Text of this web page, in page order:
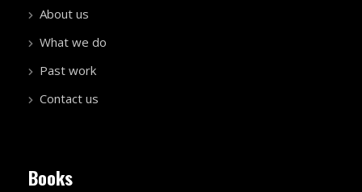
About us
What we do
Past work
Contact us
Books